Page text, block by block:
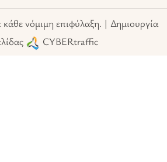
νόμιμη επιφύλαξη. | Δημιουργία
CYBERtraffic